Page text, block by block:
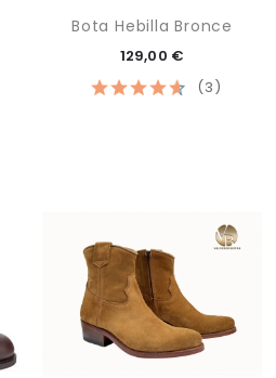
(3)
Bota Hebilla Bronce
129,00 €